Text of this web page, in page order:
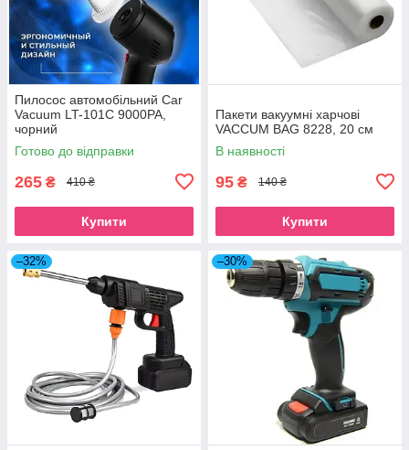
Пилосос автомобільний Car
Vacuum LT-101C 9000PA,
чорний
Готово до відправки
265 ₴ 410 ₴
Купити
Пакети вакуумні харчові
VACCUM BAG 8228, 20 см
В наявності
95 ₴ 140 ₴
Купити
–32% –30%